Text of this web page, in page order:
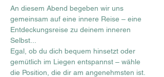
An diesem Abend begeben wir uns
gemeinsam auf eine innere Reise – eine
Entdeckungsreise zu deinem inneren
Selbst...
Egal, ob du dich bequem hinsetzt oder
gemütlich im Liegen entspannst – wähle
die Position, die dir am angenehmsten ist.